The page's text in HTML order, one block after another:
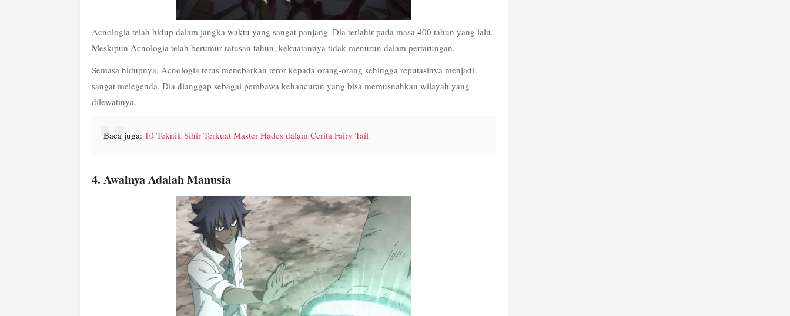
Acnologia telah hidup dalam jangka waktu yang sangat panjang. Dia terlahir pada masa 400 tahun yang lalu.
Meskipun Acnologia telah berumur ratusan tahun, kekuatannya tidak menurun dalam pertarungan.
Semasa hidupnya, Acnologia terus menebarkan teror kepada orang-orang sehingga reputasinya menjadi
sangat melegenda. Dia dianggap sebagai pembawa kehancuran yang bisa memusnahkan wilayah yang
dilewatinya.
Baca juga: 10 Teknik Sihir Terkuat Master Hades dalam Cerita Fairy Tail
4. Awalnya Adalah Manusia